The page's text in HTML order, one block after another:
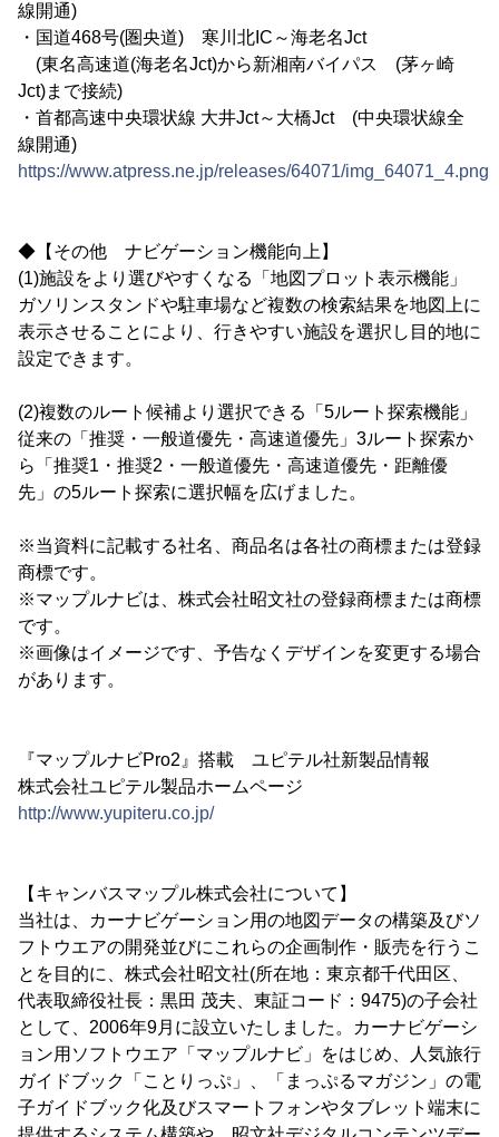
線開通)
・国道468号(圏央道) 寒川北IC～海老名Jct
(東名高速道(海老名Jct)から新湘南バイパス (茅ヶ崎
Jct)まで接続)
・首都高速中央環状線 大井Jct～大橋Jct (中央環状線全
線開通)
https://www.atpress.ne.jp/releases/64071/img_64071_4.png
◆【その他 ナビゲーション機能向上】
(1)施設をより選びやすくなる「地図プロット表示機能」
ガソリンスタンドや駐車場など複数の検索結果を地図上に
表示させることにより、行きやすい施設を選択し目的地に
設定できます。
(2)複数のルート候補より選択できる「5ルート探索機能」
従来の「推奨・一般道優先・高速道優先」3ルート探索か
ら「推奨1・推奨2・一般道優先・高速道優先・距離優
先」の5ルート探索に選択幅を広げました。
※当資料に記載する社名、商品名は各社の商標または登録
商標です。
※マップルナビは、株式会社昭文社の登録商標または商標
です。
※画像はイメージです、予告なくデザインを変更する場合
があります。
『マップルナビPro2』搭載 ユピテル社新製品情報
株式会社ユピテル製品ホームページ
http://www.yupiteru.co.jp/
【キャンバスマップル株式会社について】
当社は、カーナビゲーション用の地図データの構築及びソ
フトウエアの開発並びにこれらの企画制作・販売を行うこ
とを目的に、株式会社昭文社(所在地：東京都千代田区、
代表取締役社長：黒田 茂夫、東証コード：9475)の子会社
として、2006年9月に設立いたしました。カーナビゲーシ
ョン用ソフトウエア「マップルナビ」をはじめ、人気旅行
ガイドブック「ことりっぷ」、「まっぷるマガジン」の電
子ガイドブック化及びスマートフォンやタブレット端末に